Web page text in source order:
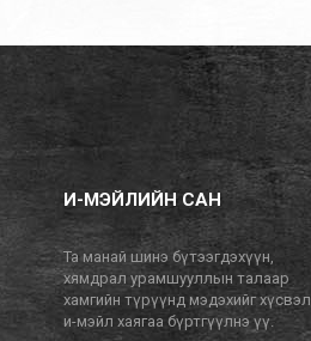
И-МЭЙЛИЙН САН
Та манай шинэ бүтээгдэхүүн,
хямдрал урамшууллын талаар
хамгийн түрүүнд мэдэхийг хүсвэл
и-мэйл хаягаа бүртгүүлнэ үү.